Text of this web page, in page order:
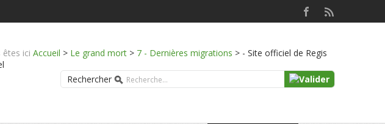
êtes ici Accueil > Le grand mort > 7 - Dernières migrations > - Site officiel de Regis
Rechercher